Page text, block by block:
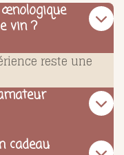
vin ?
reste une
cadeau